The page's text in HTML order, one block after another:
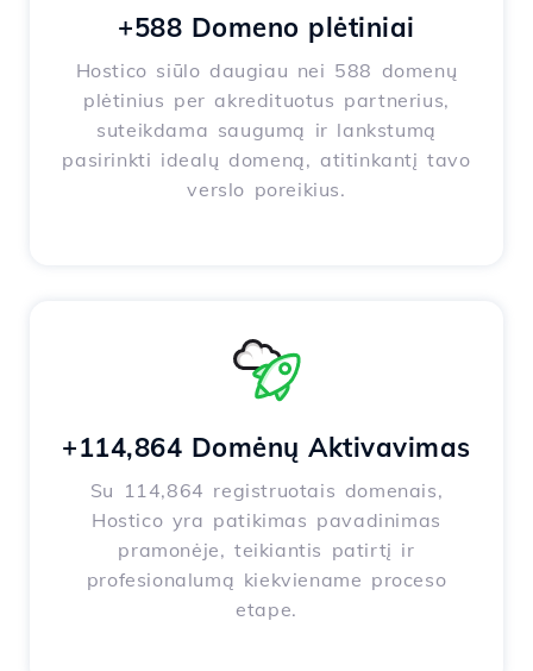
+588 Domeno plėtiniai
Hostico siūlo daugiau nei 588 domenų
plėtinius per akredituotus partnerius,
suteikdama saugumą ir lankstumą
pasirinkti idealų domeną, atitinkantį tavo
verslo poreikius.
+114,864 Domėnų Aktivavimas
Su 114,864 registruotais domenais,
Hostico yra patikimas pavadinimas
pramonėje, teikiantis patirtį ir
profesionalumą kiekviename proceso
etape.